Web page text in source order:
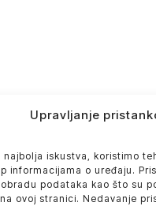
Upravljanje
najbolja iskustva, koristimo
informacijama o uređaju.
podataka kao što su
ovoj stranici. Nedavanje